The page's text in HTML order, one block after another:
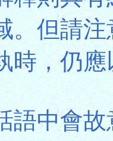
。但請
時，仍
語中會